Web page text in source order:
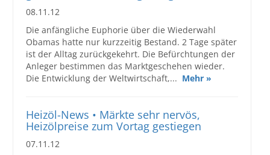
08.11.12
Die anfängliche Euphorie über die Wiederwahl
Obamas hatte nur kurzzeitig Bestand. 2 Tage später
ist der Alltag zurückgekehrt. Die Befürchtungen der
Anleger bestimmen das Marktgeschehen wieder.
Die Entwicklung der Weltwirtschaft,... Mehr »
Heizöl-News • Märkte sehr nervös,
Heizölpreise zum Vortag gestiegen
07.11.12